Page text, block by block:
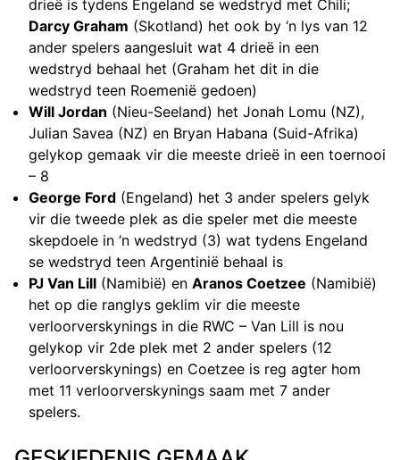
drieë is tydens Engeland se wedstryd met Chili;
Darcy Graham (Skotland) het ook by ‘n lys van 12
ander spelers aangesluit wat 4 drieë in een
wedstryd behaal het (Graham het dit in die
wedstryd teen Roemenië gedoen)
Will Jordan (Nieu-Seeland) het Jonah Lomu (NZ),
Julian Savea (NZ) en Bryan Habana (Suid-Afrika)
gelykop gemaak vir die meeste drieë in een toernooi
– 8
George Ford (Engeland) het 3 ander spelers gelyk
vir die tweede plek as die speler met die meeste
skepdoele in ‘n wedstryd (3) wat tydens Engeland
se wedstryd teen Argentinië behaal is
PJ Van Lill (Namibië) en Aranos Coetzee (Namibië)
het op die ranglys geklim vir die meeste
verloorverskynings in die RWC – Van Lill is nou
gelykop vir 2de plek met 2 ander spelers (12
verloorverskynings) en Coetzee is reg agter hom
met 11 verloorverskynings saam met 7 ander
spelers.